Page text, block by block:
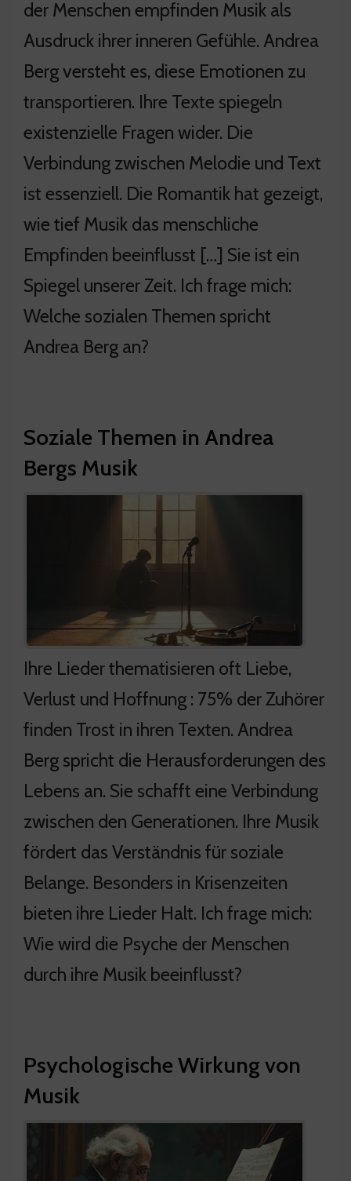
der Menschen empfinden Musik als
Ausdruck ihrer inneren Gefühle. Andrea
Berg versteht es, diese Emotionen zu
transportieren. Ihre Texte spiegeln
existenzielle Fragen wider. Die
Verbindung zwischen Melodie und Text
ist essenziell. Die Romantik hat gezeigt,
wie tief Musik das menschliche
Empfinden beeinflusst […] Sie ist ein
Spiegel unserer Zeit. Ich frage mich:
Welche sozialen Themen spricht
Andrea Berg an?
Soziale Themen in Andrea
Bergs Musik
Ihre Lieder thematisieren oft Liebe,
Verlust und Hoffnung : 75% der Zuhörer
finden Trost in ihren Texten. Andrea
Berg spricht die Herausforderungen des
Lebens an. Sie schafft eine Verbindung
zwischen den Generationen. Ihre Musik
fördert das Verständnis für soziale
Belange. Besonders in Krisenzeiten
bieten ihre Lieder Halt. Ich frage mich:
Wie wird die Psyche der Menschen
durch ihre Musik beeinflusst?
Psychologische Wirkung von
Musik